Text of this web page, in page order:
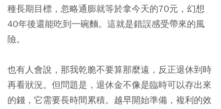
種長期目標，忽略通膨就等於拿今天的70元，幻想
40年後還能吃到一碗麵。這就是錯誤感受帶來的風
險。
也有人會說，那我乾脆不要算那麼遠，反正退休到時
再看狀況。但問題是，退休金不像是臨時可以存出來
的錢，它需要長時間累積。越早開始準備，複利的效